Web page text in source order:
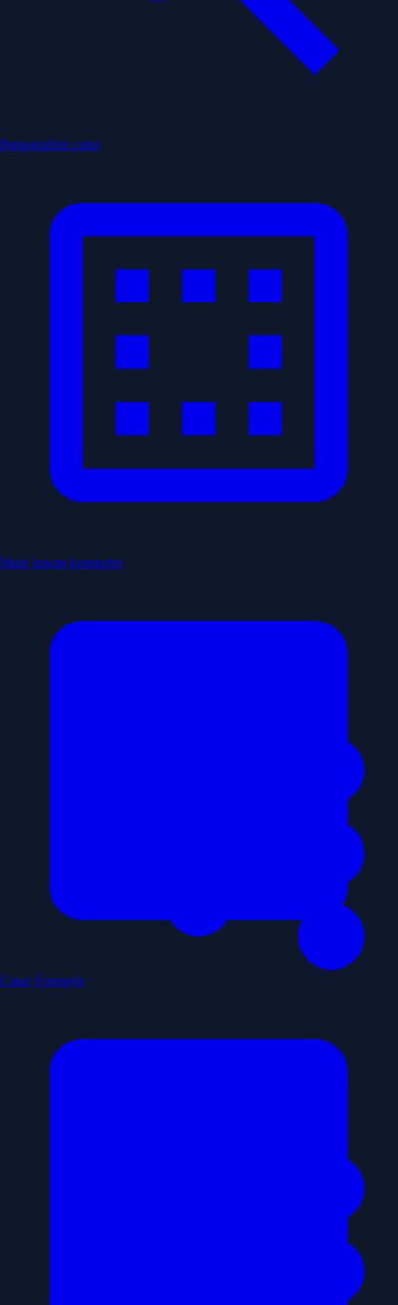
Penganalisis catur
Main lawan komputer
Catur Freestyle